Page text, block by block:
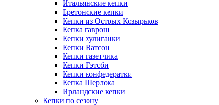
Итальянские кепки
Бретонские кепки
Кепки из Острых Козырьков
Кепка гаврош
Кепки хулиганки
Кепки Ватсон
Кепки газетчика
Кепки Гэтсби
Кепки конфедератки
Кепка Шерлока
Ирландские кепки
Кепки по сезону